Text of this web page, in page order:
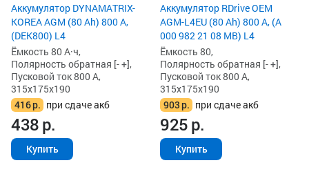
Аккумулятор DYNAMATRIX-
KOREA AGM (80 Ah) 800 А,
(DEK800) L4
Ёмкость 80 А·ч,
Полярность обратная [- +],
Пусковой ток 800 А,
315x175x190
416р. при сдаче акб
438р.
Купить
Аккумулятор RDrive OEM
AGM-L4EU (80 Ah) 800 А, (A
000 982 21 08 MB) L4
Ёмкость 80,
Полярность обратная [- +],
Пусковой ток 800 А,
315x175x190
903р. при сдаче акб
925р.
Купить